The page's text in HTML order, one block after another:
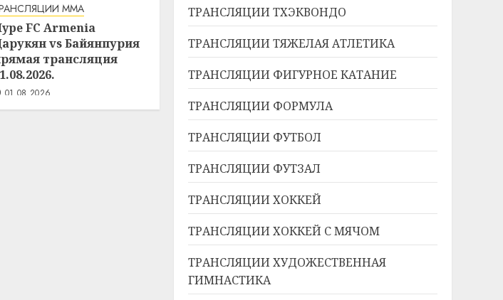
ММА
FC Armenia
vs Байянпурия
трансляция
01.08.2026
ТРАНСЛЯЦИИ ТХЭКВОНДО
ТРАНСЛЯЦИИ ТЯЖЕЛАЯ АТЛЕТИКА
ТРАНСЛЯЦИИ ФИГУРНОЕ КАТАНИЕ
ТРАНСЛЯЦИИ ФОРМУЛА
ТРАНСЛЯЦИИ ФУТБОЛ
ТРАНСЛЯЦИИ ФУТЗАЛ
ТРАНСЛЯЦИИ ХОККЕЙ
ТРАНСЛЯЦИИ ХОККЕЙ С МЯЧОМ
ТРАНСЛЯЦИИ ХУДОЖЕСТВЕННАЯ
ГИМНАСТИКА